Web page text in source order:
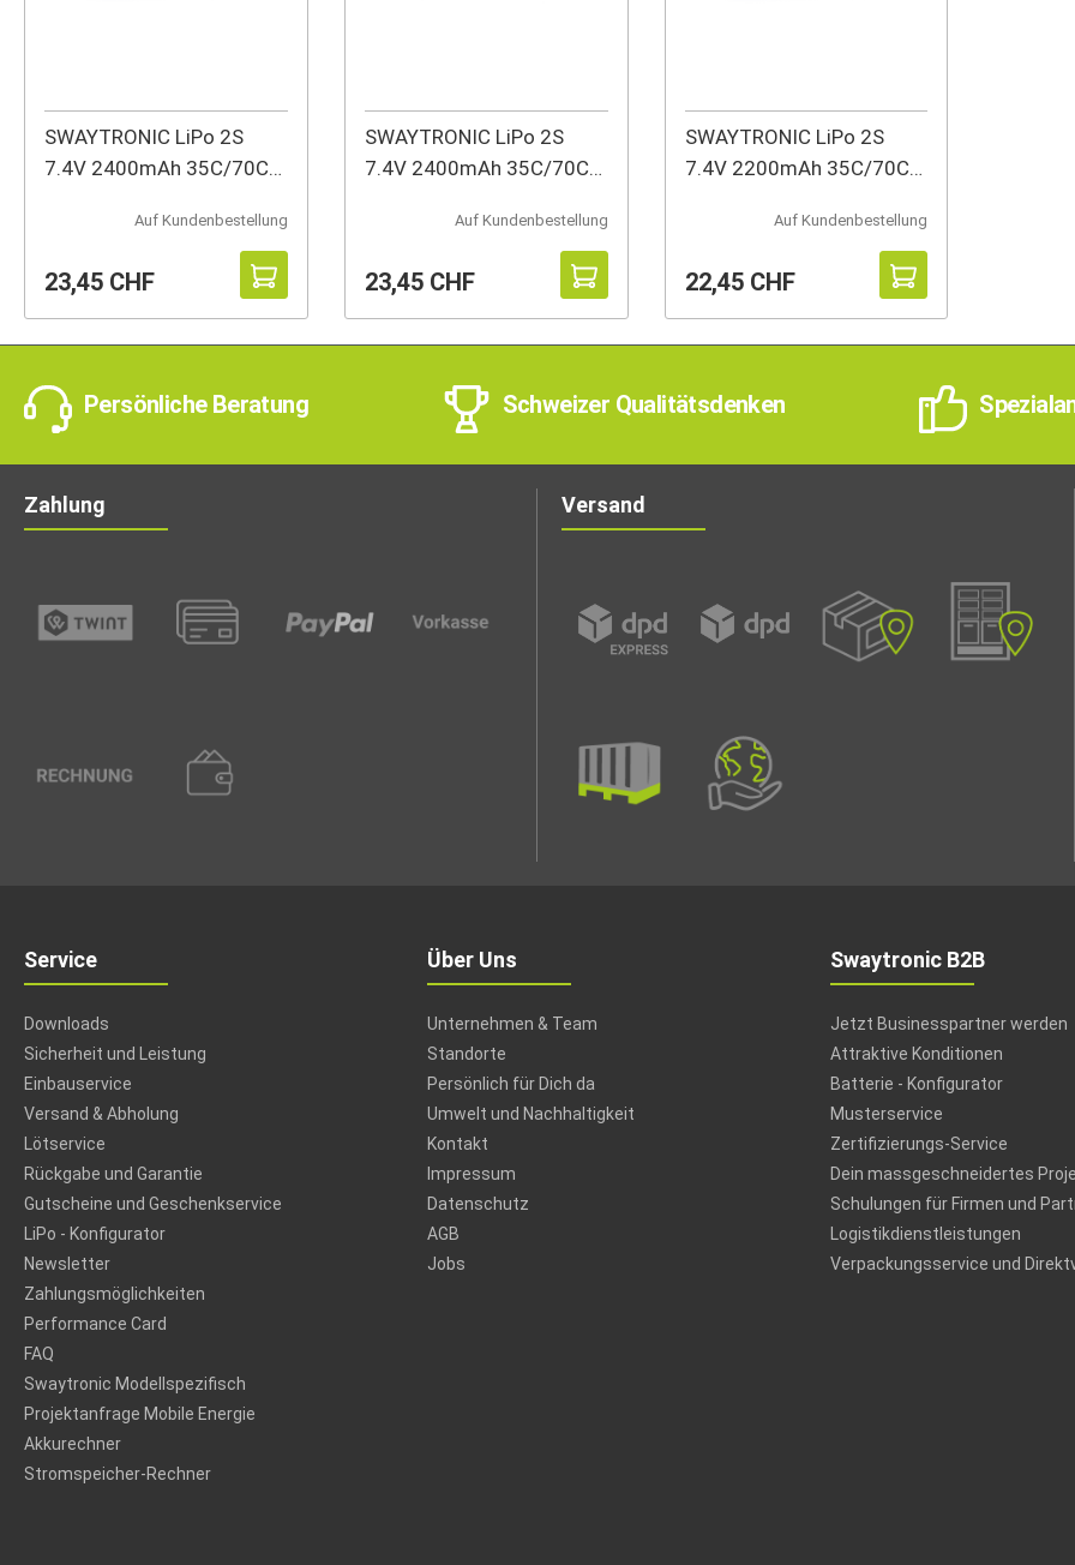
SWAYTRONIC LiPo 2S
7.4V 2400mAh 35C/70C
Auf Kundenbestellung
23,45 CHF
SWAYTRONIC LiPo 2S
7.4V 2400mAh 35C/70C
Auf Kundenbestellung
23,45 CHF
SWAYTRONIC LiPo 2S
7.4V 2200mAh 35C/70C
Auf Kundenbestellung
22,45 CHF
Persönliche Beratung Schweizer Qualitätsdenken
Zahlung Versand
Service
Downloads
Sicherheit und Leistung
Einbauservice
Versand & Abholung
Lötservice
Rückgabe und Garantie
Gutscheine und Geschenkservice
LiPo - Konfigurator
Newsletter
Zahlungsmöglichkeiten
Performance Card
FAQ
Swaytronic Modellspezifisch
Projektanfrage Mobile Energie
Akkurechner
Stromspeicher-Rechner
Über Uns
Unternehmen & Team
Standorte
Persönlich für Dich da
Umwelt und Nachhaltigkeit
Kontakt
Impressum
Datenschutz
AGB
Jobs
Swaytronic B2B
Jetzt Businesspartner werden
Attraktive Konditionen
Batterie - Konfigurator
Musterservice
Zertifizierungs-Service
Dein massgeschneidertes
Schulungen für Firmen und
Logistikdienstleistungen
Verpackungsservice und